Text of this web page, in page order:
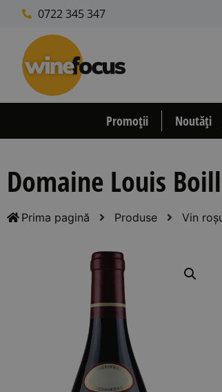
0722 345 347
Promoții Noutăți
Domaine Louis
Prima pagină Produse Vin